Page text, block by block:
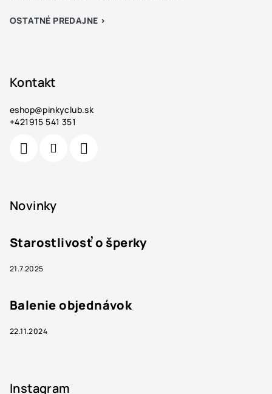
OSTATNÉ PREDAJNE >
Kontakt
eshop@pinkyclub.sk
+421915 541 351
Novinky
Starostlivosť o šperky
21.7.2025
Balenie objednávok
22.11.2024
Instagram